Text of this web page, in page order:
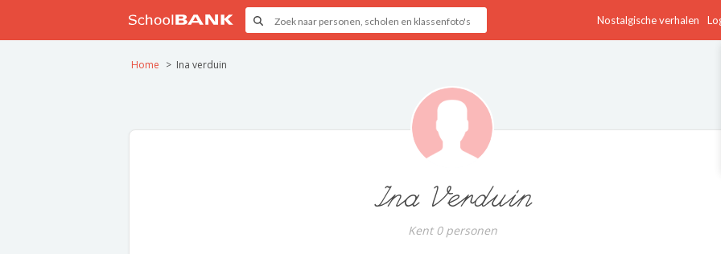
Nostalgische verhalen
Home Ina verduin
Ina Verduin
Kent 0 personen